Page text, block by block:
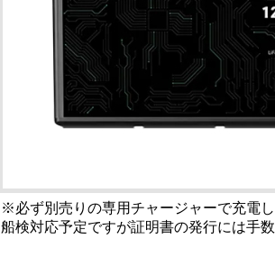
※必ず別売りの専用チャージャーで充電
船検対応予定ですが証明書の発行には手